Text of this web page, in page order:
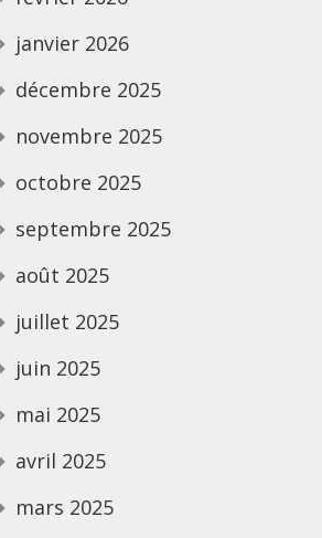
janvier 2026
décembre 2025
novembre 2025
octobre 2025
septembre 2025
août 2025
juillet 2025
juin 2025
mai 2025
avril 2025
mars 2025